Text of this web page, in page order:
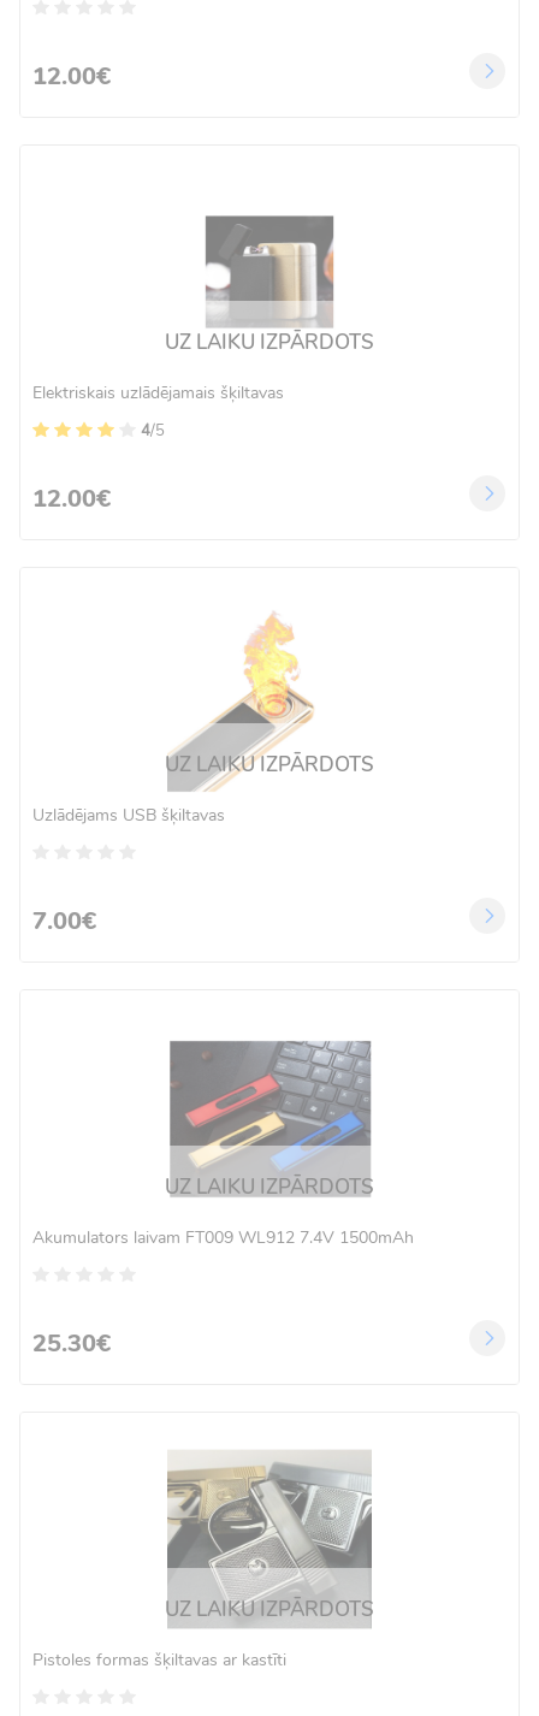
12.00€
UZ LAIKU IZPĀRDOTS
Elektriskais uzlādējamais šķiltavas
4/5
12.00€
UZ LAIKU IZPĀRDOTS
Uzlādējams USB šķiltavas
7.00€
UZ LAIKU IZPĀRDOTS
Akumulators laivam FT009 WL912 7.4V 1500mAh
25.30€
UZ LAIKU IZPĀRDOTS
Pistoles formas šķiltavas ar kastīti